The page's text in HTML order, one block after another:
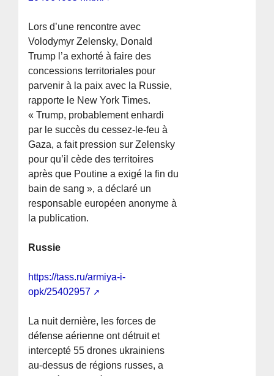
Lors d’une rencontre avec
Volodymyr Zelensky, Donald
Trump l’a exhorté à faire des
concessions territoriales pour
parvenir à la paix avec la Russie,
rapporte le New York Times.
« Trump, probablement enhardi
par le succès du cessez-le-feu à
Gaza, a fait pression sur Zelensky
pour qu’il cède des territoires
après que Poutine a exigé la fin du
bain de sang », a déclaré un
responsable européen anonyme à
la publication.
Russie
https://tass.ru/armiya-i-
opk/25402957
La nuit dernière, les forces de
défense aérienne ont détruit et
intercepté 55 drones ukrainiens
au-dessus de régions russes, a